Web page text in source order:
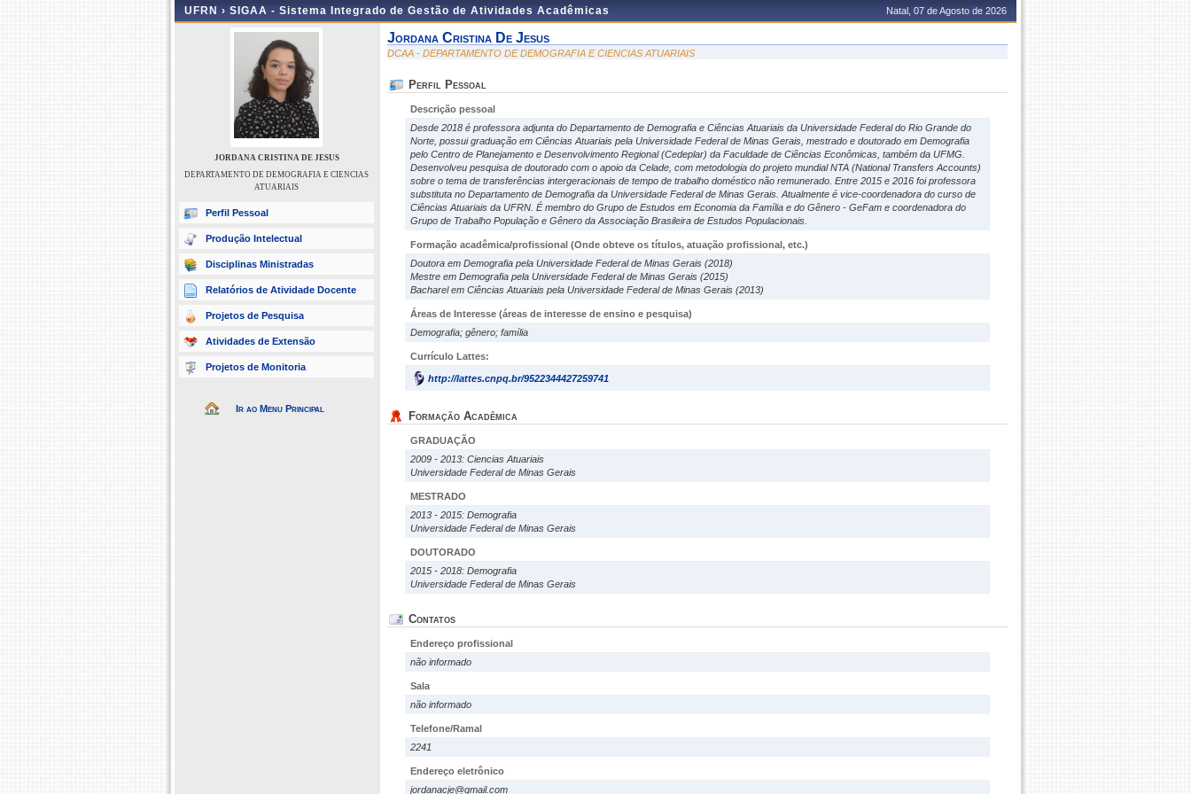
UFRN › SIGAA - Sistema Integrado de Gestão de Atividades Acadêmicas Natal, 07 de Agosto de 2026
JORDANA CRISTINA DE JESUS
DEPARTAMENTO DE DEMOGRAFIA E CIENCIAS
ATUARIAIS
Perfil Pessoal
Produção Intelectual
Disciplinas Ministradas
Relatórios de Atividade Docente
Projetos de Pesquisa
Atividades de Extensão
Projetos de Monitoria
Ir ao Menu Principal
Jordana Cristina De Jesus
DCAA - DEPARTAMENTO DE DEMOGRAFIA E CIENCIAS ATUARIAIS
Perfil Pessoal
Descrição pessoal
Desde 2018 é professora adjunta do Departamento de Demografia e Ciências Atuariais da Universidade Federal do Rio Grande do
Norte, possui graduação em Ciências Atuariais pela Universidade Federal de Minas Gerais, mestrado e doutorado em Demografia
pelo Centro de Planejamento e Desenvolvimento Regional (Cedeplar) da Faculdade de Ciências Econômicas, também da UFMG.
Desenvolveu pesquisa de doutorado com o apoio da Celade, com metodologia do projeto mundial NTA (National Transfers Accounts)
sobre o tema de transferências intergeracionais de tempo de trabalho doméstico não remunerado. Entre 2015 e 2016 foi professora
substituta no Departamento de Demografia da Universidade Federal de Minas Gerais. Atualmente é vice-coordenadora do curso de
Ciências Atuariais da UFRN. É membro do Grupo de Estudos em Economia da Família e do Gênero - GeFam e coordenadora do
Grupo de Trabalho População e Gênero da Associação Brasileira de Estudos Populacionais.
Formação acadêmica/profissional (Onde obteve os títulos, atuação profissional, etc.)
Doutora em Demografia pela Universidade Federal de Minas Gerais (2018)
Mestre em Demografia pela Universidade Federal de Minas Gerais (2015)
Bacharel em Ciências Atuariais pela Universidade Federal de Minas Gerais (2013)
Áreas de Interesse (áreas de interesse de ensino e pesquisa)
Demografia; gênero; família
Currículo Lattes:
http://lattes.cnpq.br/9522344427259741
Formação Acadêmica
GRADUAÇÃO
2009 - 2013: Ciencias Atuariais
Universidade Federal de Minas Gerais
MESTRADO
2013 - 2015: Demografia
Universidade Federal de Minas Gerais
DOUTORADO
2015 - 2018: Demografia
Universidade Federal de Minas Gerais
Contatos
Endereço profissional
não informado
Sala
não informado
Telefone/Ramal
2241
Endereço eletrônico
jordanacje@gmail.com